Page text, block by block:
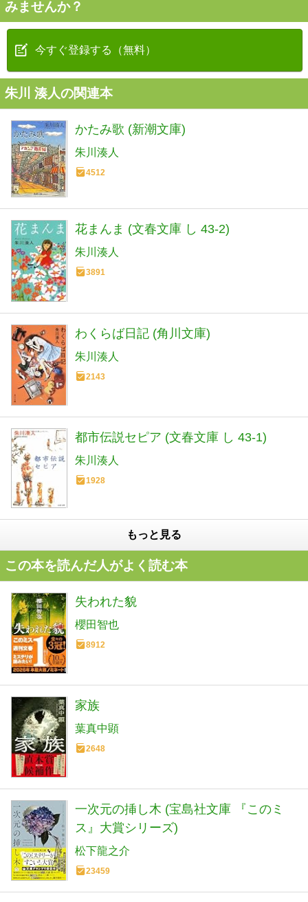
みませんか？
今すぐ登録する（無料）
朱川 湊人の関連本
かたみ歌 (新潮文庫)
朱川湊人
4512
花まんま (文春文庫 し 43-2)
朱川湊人
3891
わくらば日記 (角川文庫)
朱川湊人
2143
都市伝説セピア (文春文庫 し 43-1)
朱川湊人
1928
もっと見る
この本を読んだ人がよく読む本
失われた貌
櫻田智也
8912
家族
葉真中顕
2648
一次元の挿し木 (宝島社文庫 『このミ
ス』大賞シリーズ)
松下龍之介
23459